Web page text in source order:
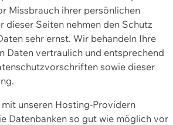
Missbrauch ihrer persönlichen
dieser Seiten nehmen den Schutz
sehr ernst. Wir behandeln Ihre
Daten vertraulich und entsprechend
sowie dieser
unseren Hosting-Providern
Datenbanken so gut wie möglich vor